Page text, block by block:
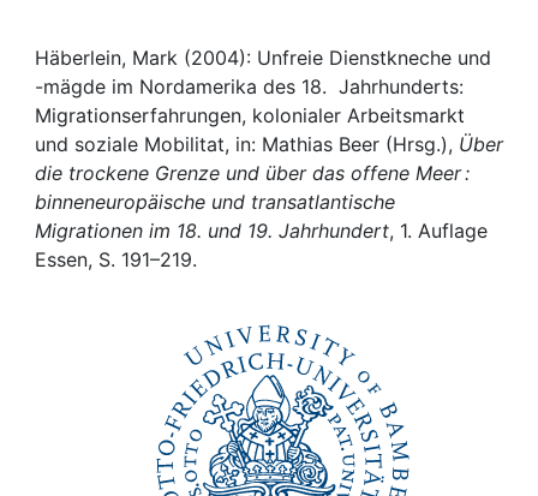
Help
Häberlein, Mark (2004): Unfreie Dienstkneche und
-mägde im Nordamerika des 18. Jahrhunderts:
Migrationserfahrungen, kolonialer Arbeitsmarkt
und soziale Mobilitat, in: Mathias Beer (Hrsg.), Über
die trockene Grenze und über das offene Meer :
binneneuropäische und transatlantische
Migrationen im 18. und 19. Jahrhundert, 1. Auflage
Essen, S. 191–219.